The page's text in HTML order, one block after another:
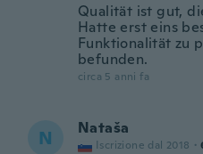
Qualität ist gut,
Hatte erst eins
Funktionalität zu
befunden.
circa 5 anni fa
N Nataša
Iscrizione dal 2018 ·